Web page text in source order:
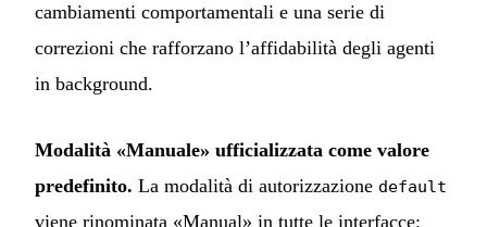
cambiamenti comportamentali e una serie di
correzioni che rafforzano l’affidabilità degli agenti
in background.
Modalità «Manuale» ufficializzata come valore
predefinito. La modalità di autorizzazione default
viene rinominata «Manual» in tutte le interfacce: